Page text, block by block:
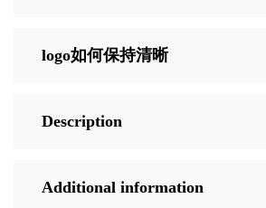
logo如何保持清晰
Description
Additional information